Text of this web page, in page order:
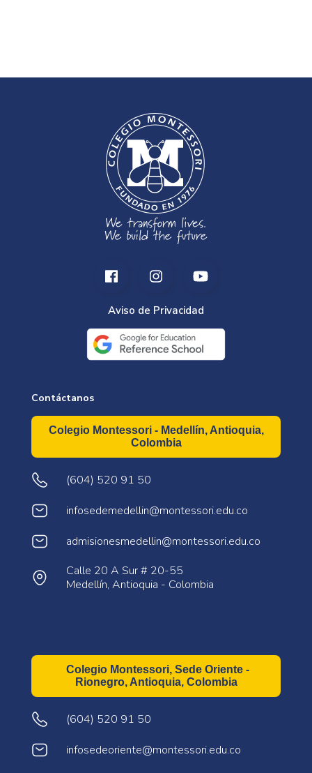
Aviso de Privacidad
Contáctanos
Colegio Montessori - Medellín, Antioquia,
Colombia
(604) 520 91 50
infosedemedellin@montessori.edu.co
admisionesmedellin@montessori.edu.co
Calle 20 A Sur # 20-55
Medellín, Antioquia - Colombia
Colegio Montessori, Sede Oriente -
Rionegro, Antioquia, Colombia
(604) 520 91 50
infosedeoriente@montessori.edu.co